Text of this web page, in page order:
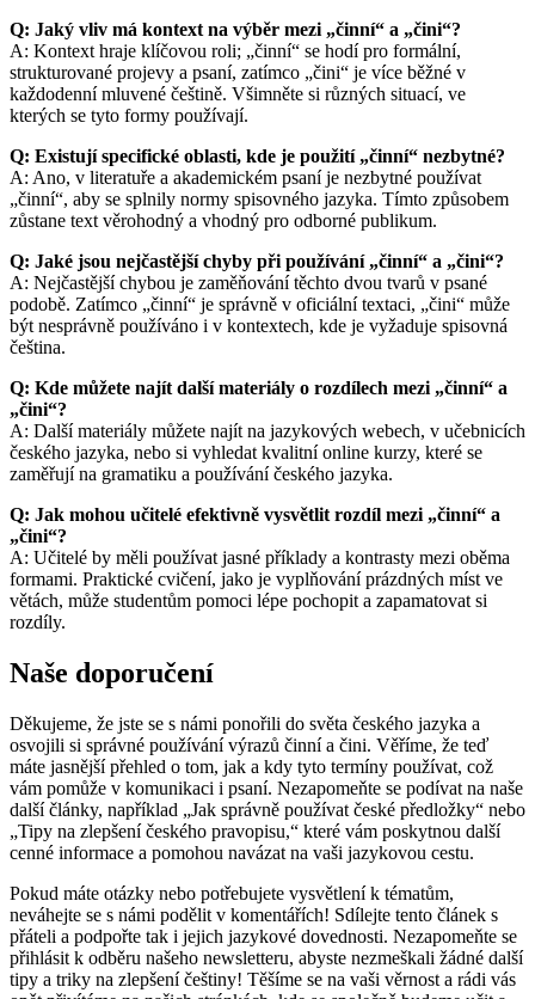
Q: Jaký vliv má kontext na výběr mezi „činní“ a „čini“?
A: Kontext hraje klíčovou roli; „činní“ se hodí pro formální,
strukturované projevy a psaní, zatímco „čini“ je více běžné v
každodenní mluvené češtině. Všimněte si různých situací, ve
kterých se tyto formy používají.
Q: Existují specifické oblasti, kde je použití „činní“ nezbytné?
A: Ano, v literatuře a akademickém psaní je nezbytné používat
„činní“, aby se splnily normy spisovného jazyka. Tímto způsobem
zůstane text věrohodný a vhodný pro odborné publikum.
Q: Jaké jsou nejčastější chyby při používání „činní“ a „čini“?
A: Nejčastější chybou je zaměňování těchto dvou tvarů v psané
podobě. Zatímco „činní“ je správně v oficiální textaci, „čini“ může
být nesprávně používáno i v kontextech, kde je vyžaduje spisovná
čeština.
Q: Kde můžete najít další materiály o rozdílech mezi „činní“ a
„čini“?
A: Další materiály můžete najít na jazykových webech, v učebnicích
českého jazyka, nebo si vyhledat kvalitní online kurzy, které se
zaměřují na gramatiku a používání českého jazyka.
Q: Jak mohou učitelé efektivně vysvětlit rozdíl mezi „činní“ a
„čini“?
A: Učitelé by měli používat jasné příklady a kontrasty mezi oběma
formami. Praktické cvičení, jako je vyplňování prázdných míst ve
větách, může studentům pomoci lépe pochopit a zapamatovat si
rozdíly.
Naše doporučení
Děkujeme, že jste se s námi ponořili do světa českého jazyka a
osvojili si správné používání výrazů činní a čini. Věříme, že teď
máte jasnější přehled o tom, jak a kdy tyto termíny používat, což
vám pomůže v komunikaci i psaní. Nezapomeňte se podívat na naše
další články, například „Jak správně používat české předložky“ nebo
„Tipy na zlepšení českého pravopisu,“ které vám poskytnou další
cenné informace a pomohou navázat na vaši jazykovou cestu.
Pokud máte otázky nebo potřebujete vysvětlení k tématům,
neváhejte se s námi podělit v komentářích! Sdílejte tento článek s
přáteli a podpořte tak i jejich jazykové dovednosti. Nezapomeňte se
přihlásit k odběru našeho newsletteru, abyste nezmeškali žádné další
tipy a triky na zlepšení češtiny! Těšíme se na vaši věrnost a rádi vás